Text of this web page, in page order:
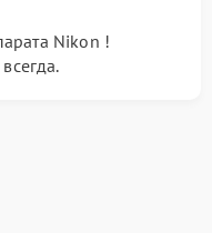
Nikon !